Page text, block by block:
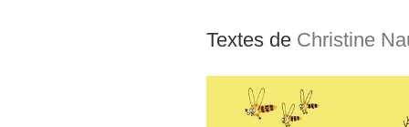
Textes de Christine